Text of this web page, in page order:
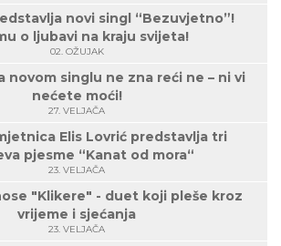
novi singl “Bezuvjetno”!
o ljubavi na kraju svijeta!
02. OŽUJAK
novom singlu ne zna reći ne – ni vi
nećete moći!
27. VELJAČA
Elis Lovrić predstavlja tri
pjesme “Kanat od mora“
23. VELJAČA
"Klikere" - duet koji pleše kroz
vrijeme i sjećanja
23. VELJAČA